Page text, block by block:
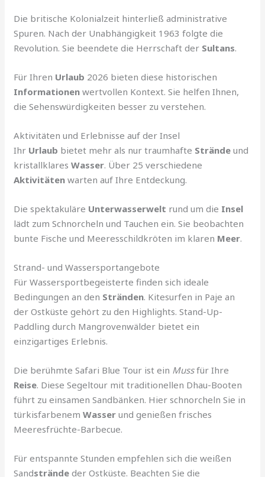
Die britische Kolonialzeit hinterließ administrative
Spuren. Nach der Unabhängigkeit 1963 folgte die
Revolution. Sie beendete die Herrschaft der Sultans.
Für Ihren Urlaub 2026 bieten diese historischen
Informationen wertvollen Kontext. Sie helfen Ihnen,
die Sehenswürdigkeiten besser zu verstehen.
Aktivitäten und Erlebnisse auf der Insel
Ihr Urlaub bietet mehr als nur traumhafte Strände und
kristallklaresWasser. Über 25 verschiedene
Aktivitäten warten auf Ihre Entdeckung.
Die spektakuläre Unterwasserwelt rund um die Insel
lädt zum Schnorcheln und Tauchen ein. Sie beobachten
bunte Fische und Meeresschildkröten im klaren Meer.
Strand- und Wassersportangebote
Für Wassersportbegeisterte finden sich ideale
Bedingungen an den Stränden. Kitesurfen in Paje an
der Ostküste gehört zu den Highlights. Stand-Up-
Paddling durch Mangrovenwälder bietet ein
einzigartiges Erlebnis.
Die berühmte Safari Blue Tour ist ein Mussfür Ihre
Reise. Diese Segeltour mit traditionellen Dhau-Booten
führt zu einsamen Sandbänken. Hier schnorcheln Sie in
türkisfarbenemWasser und genießen frisches
Meeresfrüchte-Barbecue.
Für entspannte Stunden empfehlen sich die weißen
Sandstrände der Ostküste. Beachten Sie die